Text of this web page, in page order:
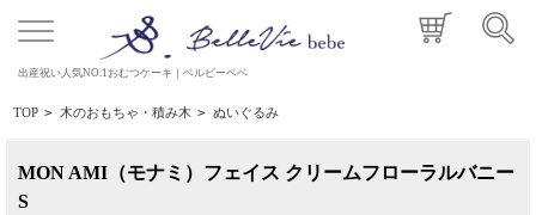
出産祝い人気NO.1おむつケーキ｜ベルビーベベ
TOP > 木のおもちゃ・積み木 > ぬいぐるみ
MON AMI（モナミ）フェイス クリームフローラルバニー
S